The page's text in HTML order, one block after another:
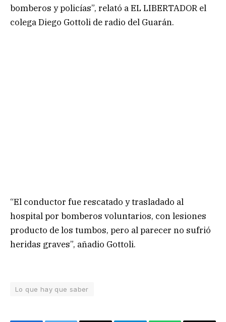
bomberos y policías”, relató a EL LIBERTADOR el
colega Diego Gottoli de radio del Guarán.
“El conductor fue rescatado y trasladado al
hospital por bomberos voluntarios, con lesiones
producto de los tumbos, pero al parecer no sufrió
heridas graves”, añadio Gottoli.
Lo que hay que saber